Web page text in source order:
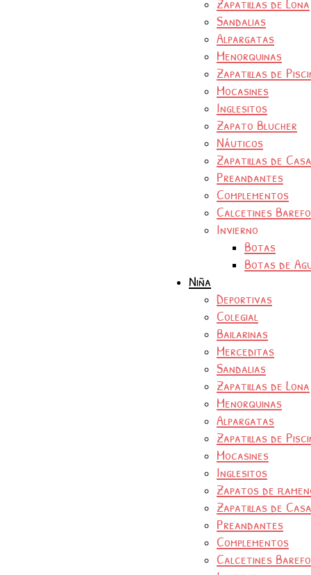
Sandalias
Alpargatas
Menorquinas
Zapatillas de
Mocasines
Inglesitos
Zapato Blucher
Náuticos
Zapatillas de Casa
Preandantes
Complementos
Calcetines
Invierno
Botas
Botas de
Niña
Deportivas
Colegial
Bailarinas
Merceditas
Sandalias
Zapatillas de Lona
Menorquinas
Alpargatas
Zapatillas de
Mocasines
Inglesitos
Zapatos de
Zapatillas de Casa
Preandantes
Complementos
Calcetines